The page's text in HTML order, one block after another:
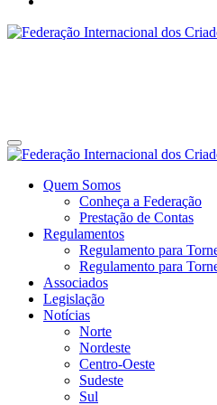
Site da Federação Internacional dos
Quem Somos
Conheça a Federação
Prestação de Contas
Regulamentos
Regulamento para
Regulamento para
Associados
Legislação
Notícias
Norte
Nordeste
Centro-Oeste
Sudeste
Sul